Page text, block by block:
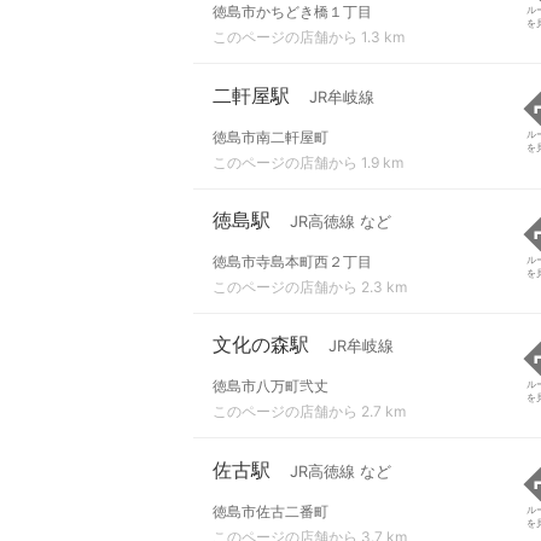
徳島市かちどき橋１丁目
このページの店舗から 1.3 km
ル
を
二軒屋駅 JR牟岐線
徳島市南二軒屋町
このページの店舗から 1.9 km
ル
を
徳島駅 JR高徳線 など
徳島市寺島本町西２丁目
このページの店舗から 2.3 km
ル
を
文化の森駅 JR牟岐線
徳島市八万町弐丈
このページの店舗から 2.7 km
ル
を
佐古駅 JR高徳線 など
徳島市佐古二番町
このページの店舗から 3.7 km
ル
を